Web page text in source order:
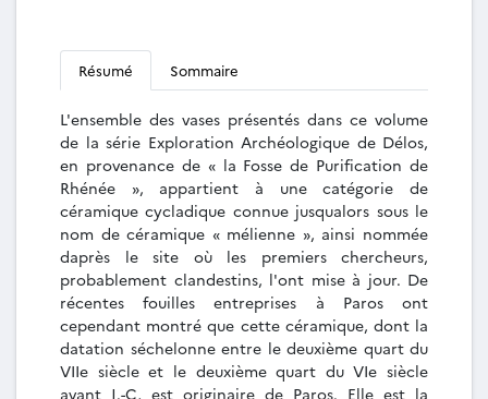
Résumé Sommaire
L'ensemble des vases présentés dans ce volume
de la série Exploration Archéologique de Délos,
en provenance de « la Fosse de Purification de
Rhénée », appartient à une catégorie de
céramique cycladique connue jusqualors sous le
nom de céramique « mélienne », ainsi nommée
daprès le site où les premiers chercheurs,
probablement clandestins, l'ont mise à jour. De
récentes fouilles entreprises à Paros ont
cependant montré que cette céramique, dont la
datation séchelonne entre le deuxième quart du
VIIe siècle et le deuxième quart du VIe siècle
avant J.-C, est originaire de Paros. Elle est la